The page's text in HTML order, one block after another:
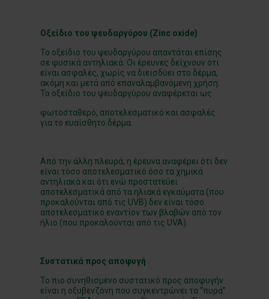
Οξείδιο του ψευδαργύρου (Zinc oxide)
Το οξείδιο του ψευδαργύρου απαντάται επίσης
σε φυσικά αντηλιακά. Οι έρευνες δείχνουν ότι
είναι ασφαλές, χωρίς να διεισδύει στο δέρμα,
ακόμη και μετά από επαναλαμβανόμενη χρήση.
Το οξείδιο του ψευδαργύρου αναφέρεται ως
φωτοσταθερό, αποτελεσματικό και ασφαλές
για το ευαίσθητο δέρμα.
Από την άλλη πλευρά, η έρευνα αναφέρει ότι δεν
είναι τόσο αποτελεσματικό όσο τα χημικά
αντηλιακά και ότι ενώ προστατεύει
αποτελεσματικά από τα ηλιακά εγκαύματα (που
προκαλούνται από τις UVB) δεν είναι τόσο
αποτελεσματικό εναντίον των βλαβών από τον
ήλιο (που προκαλούνται από τις UVA).
Συστατικά προς αποφυγή
Το πιο συνηθισμένο συστατικό προς αποφυγήν
είναι η οξυβενζόνη που συγκεντρώνει τα “πυρά”